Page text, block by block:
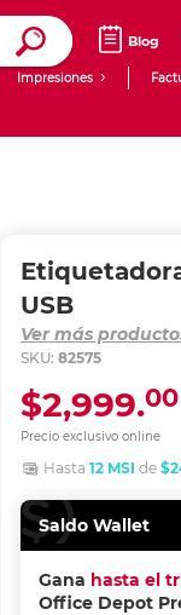
Blog
Impresiones
USB
Ver más
SKU: 82575
Precio exclusivo online
$2,999.00
Hasta 12 MSI de
Saldo Wallet
Gana hasta el
Office Depot